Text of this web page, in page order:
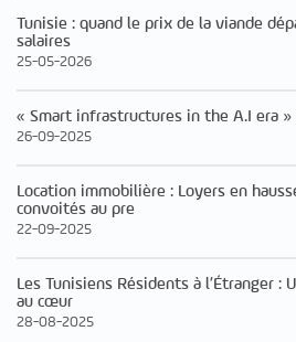
Tunisie : quand le prix de la viande
salaires
25-05-2026
« Smart infrastructures in the A.I era »
26-09-2025
Location immobilière : Loyers en
convoités au pre
22-09-2025
Les Tunisiens Résidents à l’Étranger :
au cœur
28-08-2025